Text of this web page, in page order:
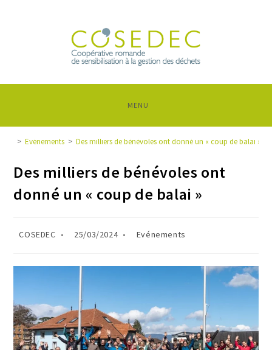
MENU
> Evénements > Des milliers de bénévoles ont donné un « coup de balai »
Des milliers de bénévoles ont
donné un « coup de balai »
COSEDEC 25/03/2024 Evénements